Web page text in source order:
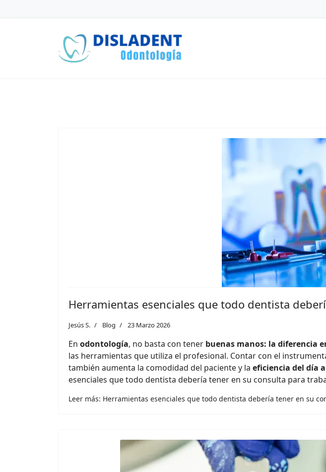
Herramientas esenciales que todo dentista
Jesús S. Blog 23 Marzo 2026
En odontología, no basta con tener buenas manos: la diferencia
las herramientas que utiliza el profesional. Contar con el
también aumenta la comodidad del paciente y la eficiencia del día
esenciales que todo dentista debería tener en su consulta para
Leer más: Herramientas esenciales que todo dentista debería tener en su